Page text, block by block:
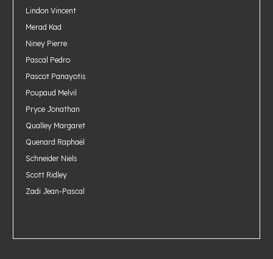
Lindon Vincent
Merad Kad
Niney Pierre
Pascal Pedro
Pascot Panayotis
Poupaud Melvil
Pryce Jonathan
Qualley Margaret
Quenard Raphaël
Schneider Niels
Scott Ridley
Zadi Jean-Pascal